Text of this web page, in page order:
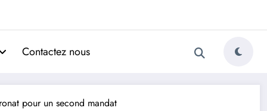
Contactez nous
pour un second mandat